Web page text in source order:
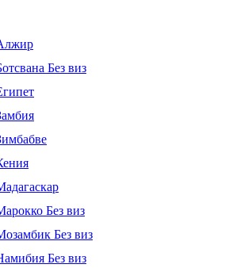
Без виз
Без виз
Без виз
Без виз